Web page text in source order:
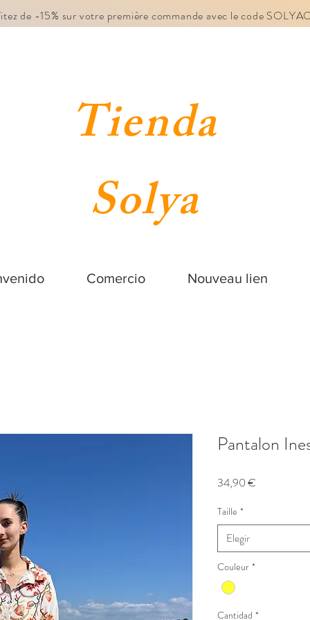
de -15% sur votre première commande avec le code
Tienda
Solya
Comercio Nouveau lien
Pantalon
34,90 €
Taille *
Elegir
Couleur *
Cantidad *